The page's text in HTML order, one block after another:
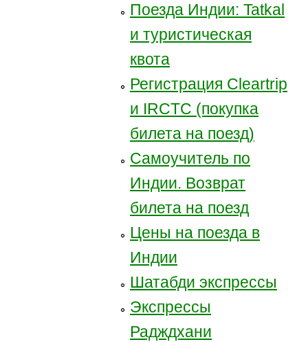
Поезда Индии: Tatkal
и туристическая
квота
Регистрация Сleartrip
и IRCTC (покупка
билета на поезд)
Самоучитель по
Индии. Возврат
билета на поезд
Цены на поезда в
Индии
Шатабди экспрессы
Экспрессы
Радждхани